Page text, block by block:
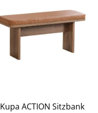
Kupa ACTION Sitzbank